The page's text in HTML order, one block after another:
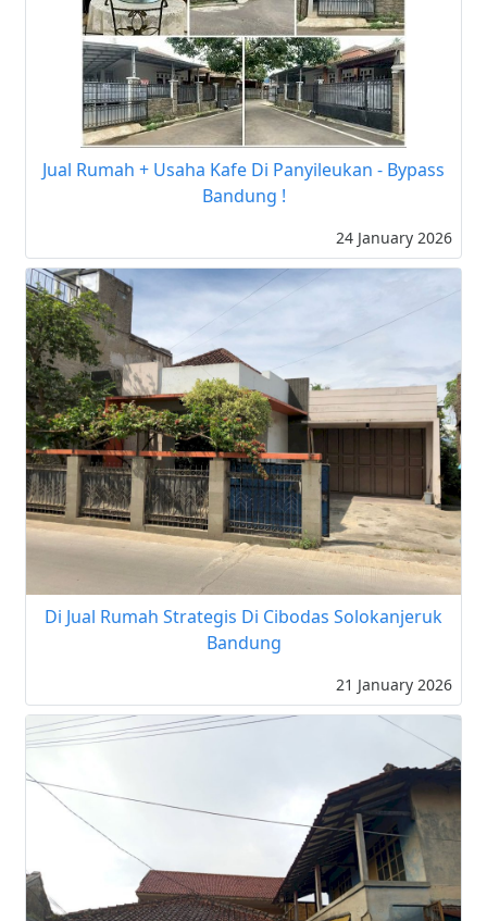
Jual Rumah + Usaha Kafe Di Panyileukan - Bypass
Bandung !
24 January 2026
Di Jual Rumah Strategis Di Cibodas Solokanjeruk
Bandung
21 January 2026